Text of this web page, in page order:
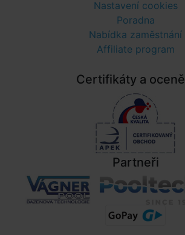
Nastavení cookies
Poradna
Nabídka zaměstnání
Affiliate program
Certifikáty a
Partneři